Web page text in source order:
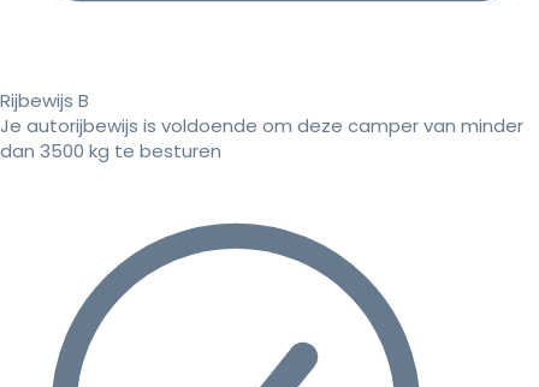
Rijbewijs B
Je autorijbewijs is voldoende om deze camper van minder
dan 3500 kg te besturen